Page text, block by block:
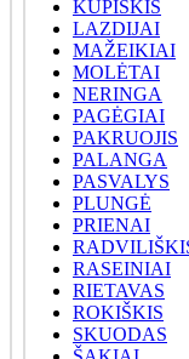
KUPIŠKIS
LAZDIJAI
MAŽEIKIAI
MOLĖTAI
NERINGA
PAGĖGIAI
PAKRUOJIS
PALANGA
PASVALYS
PLUNGĖ
PRIENAI
RASEINIAI
RIETAVAS
ROKIŠKIS
SKUODAS